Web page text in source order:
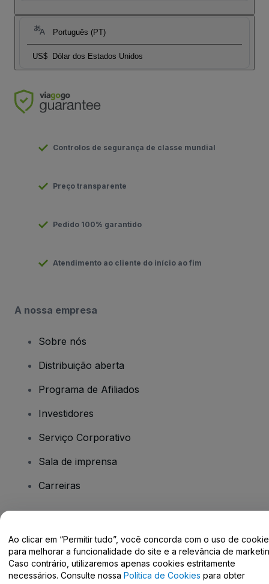
Português (PT)
US$ Dólar dos Estados Unidos
Controlos de segurança de classe mundial
Preço transparente
Pedido 100% garantido
Atendimento ao cliente do início ao fim
A nossa empresa
Sobre nós
Distribuição aberta
Programa de Afiliados
Investidores
Serviço Corporativo
Sala de imprensa
Carreiras
Centro de Ajuda / Fale Conosco
Ao clicar em “Permitir tudo”, você concorda com o uso de
para melhorar a funcionalidade do site e a relevância de
Caso contrário, utilizaremos apenas cookies estritamente
necessários. Consulte nossa Política de Cookies para obter